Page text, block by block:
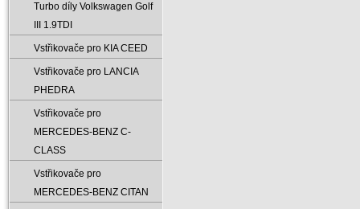
Turbo díly Volkswagen Golf
III 1.9TDI
Vstřikovače pro KIA CEED
Vstřikovače pro LANCIA
PHEDRA
Vstřikovače pro
MERCEDES-BENZ C-
CLASS
Vstřikovače pro
MERCEDES-BENZ CITAN